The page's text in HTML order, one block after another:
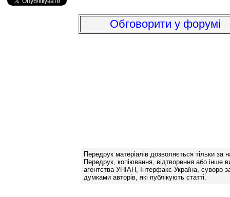
Обговорити у форумі
Передрук матеріалів дозволяється тільки за
Передрук, копіювання, відтворення або інше
агентства УНІАН, Інтерфакс-Україна, суворо
думками авторів, які публікують статті.